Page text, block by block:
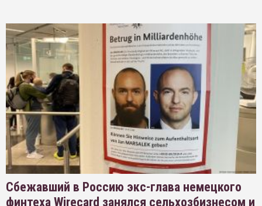
Сбежавший в Россию экс-глава немецкого
финтеха Wirecard занялся сельхозбизнесом и